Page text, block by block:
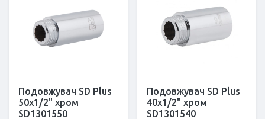
Подовжувач SD Plus
50х1/2" хром
SD1301550
Подовжувач SD Plus
40х1/2" хром
SD1301540